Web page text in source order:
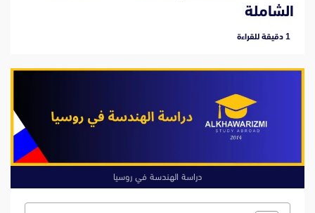
الشاملة
‫1 دقيقة للقراءة
دراسة الهندسة في روسيا